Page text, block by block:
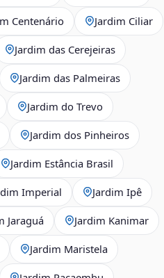
Centenário Jardim Ciliar
Jardim das Cerejeiras
Jardim das Palmeiras
Jardim do Trevo
Jardim dos Pinheiros
Jardim Estância Brasil
Imperial Jardim Ipê
Jaraguá Jardim Kanimar
Jardim Maristela